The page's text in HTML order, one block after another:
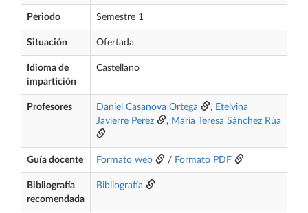
Periodo Semestre 1
Situación Ofertada
Idioma de
impartición
Castellano
Profesores Daniel Casanova Ortega , Etelvina
Javierre Perez
, María Teresa Sánchez Rúa
Guía docente Formato web / Formato PDF
Bibliografía
recomendada
Bibliografía